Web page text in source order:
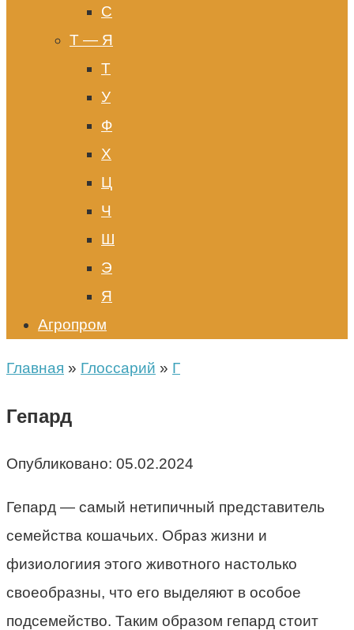
С
Т — Я
Т
У
Ф
Х
Ц
Ч
Ш
Э
Я
Агропром
Главная » Глоссарий » Г
Гепард
Опубликовано: 05.02.2024
Гепард — самый нетипичный представитель
семейства кошачьих. Образ жизни и
физиологиия этого животного настолько
своеобразны, что его выделяют в особое
подсемейство. Таким образом гепард стоит